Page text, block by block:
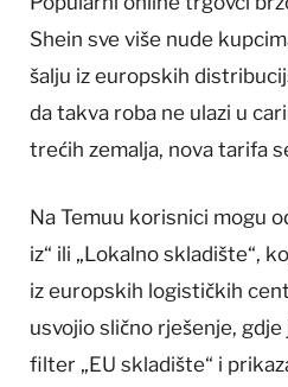
Shein sve više nude
šalju iz europskih
da takva roba ne ulazi u
trećih zemalja, nova tarifa
Na Temuu korisnici mogu
iz“ ili „Lokalno skladište“,
iz europskih logističkih
usvojio slično rješenje,
filter „EU skladište“ i